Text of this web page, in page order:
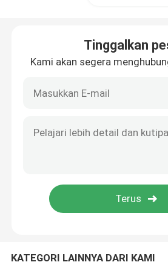
Mesin Implan Gigi
Sistem Obturasi
Tinggalkan
Kami akan segera
KATEGORI LAINNYA DARI KAMI